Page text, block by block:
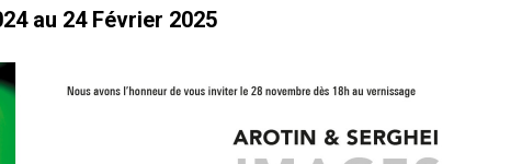
au 24 Février 2025